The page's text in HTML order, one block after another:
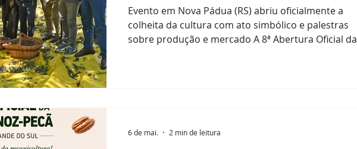
Evento em Nova Pádua (RS) abriu oficialmente a
colheita da cultura com ato simbólico e palestras
sobre produção e mercado A 8ª Abertura Oficial da
pecã, obra com 82 autores, que
6 de mai. 2 min de leitura